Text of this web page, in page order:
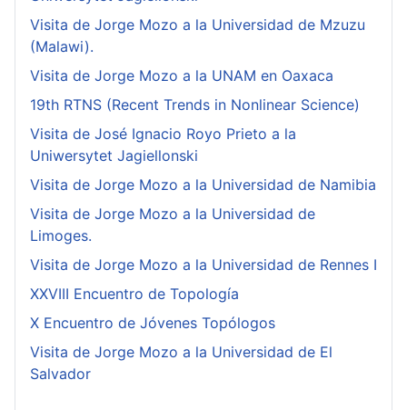
Visita de Jorge Mozo a la Universidad de Mzuzu
(Malawi).
Visita de Jorge Mozo a la UNAM en Oaxaca
19th RTNS (Recent Trends in Nonlinear Science)
Visita de José Ignacio Royo Prieto a la
Uniwersytet Jagiellonski
Visita de Jorge Mozo a la Universidad de Namibia
Visita de Jorge Mozo a la Universidad de
Limoges.
Visita de Jorge Mozo a la Universidad de Rennes I
XXVIII Encuentro de Topología
X Encuentro de Jóvenes Topólogos
Visita de Jorge Mozo a la Universidad de El
Salvador